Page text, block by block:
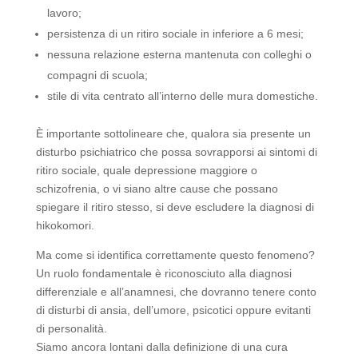
lavoro;
persistenza di un ritiro sociale in inferiore a 6 mesi;
nessuna relazione esterna mantenuta con colleghi o
compagni di scuola;
stile di vita centrato all’interno delle mura domestiche.
È importante sottolineare che, qualora sia presente un
disturbo psichiatrico che possa sovrapporsi ai sintomi di
ritiro sociale, quale depressione maggiore o
schizofrenia, o vi siano altre cause che possano
spiegare il ritiro stesso, si deve escludere la diagnosi di
hikokomori.
Ma come si identifica correttamente questo fenomeno?
Un ruolo fondamentale è riconosciuto alla diagnosi
differenziale e all’anamnesi, che dovranno tenere conto
di disturbi di ansia, dell’umore, psicotici oppure evitanti
di personalità.
Siamo ancora lontani dalla definizione di una cura